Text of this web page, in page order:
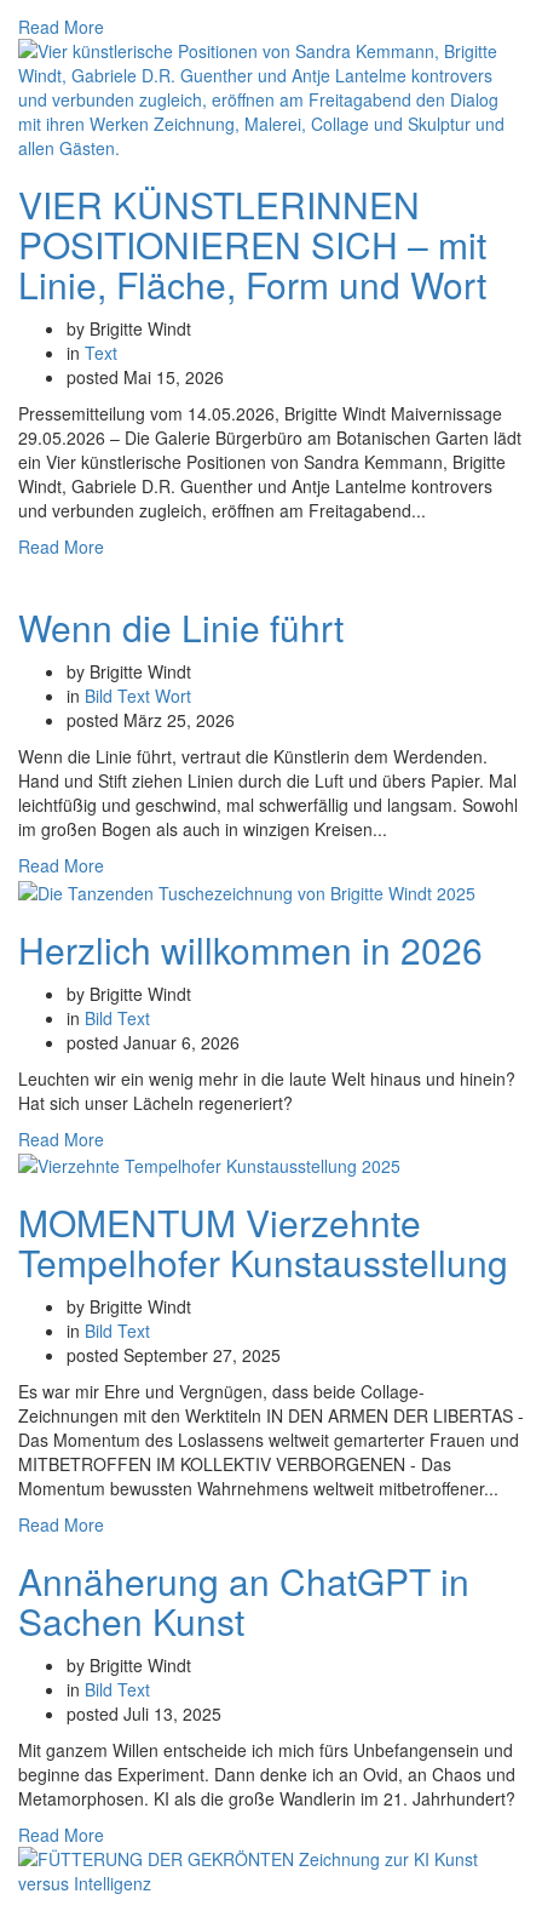
Read More
VIER KÜNSTLERINNEN
POSITIONIEREN SICH – mit
Linie, Fläche, Form und Wort
by Brigitte Windt
in Text
posted Mai 15, 2026
Pressemitteilung vom 14.05.2026, Brigitte Windt Maivernissage
29.05.2026 – Die Galerie Bürgerbüro am Botanischen Garten lädt
ein Vier künstlerische Positionen von Sandra Kemmann, Brigitte
Windt, Gabriele D.R. Guenther und Antje Lantelme kontrovers
und verbunden zugleich, eröffnen am Freitagabend...
Read More
Wenn die Linie führt
by Brigitte Windt
in Bild Text Wort
posted März 25, 2026
Wenn die Linie führt, vertraut die Künstlerin dem Werdenden.
Hand und Stift ziehen Linien durch die Luft und übers Papier. Mal
leichtfüßig und geschwind, mal schwerfällig und langsam. Sowohl
im großen Bogen als auch in winzigen Kreisen...
Read More
Herzlich willkommen in 2026
by Brigitte Windt
in Bild Text
posted Januar 6, 2026
Leuchten wir ein wenig mehr in die laute Welt hinaus und hinein?
Hat sich unser Lächeln regeneriert?
Read More
MOMENTUM Vierzehnte
Tempelhofer Kunstausstellung
by Brigitte Windt
in Bild Text
posted September 27, 2025
Es war mir Ehre und Vergnügen, dass beide Collage-
Zeichnungen mit den Werktiteln IN DEN ARMEN DER LIBERTAS -
Das Momentum des Loslassens weltweit gemarterter Frauen und
MITBETROFFEN IM KOLLEKTIV VERBORGENEN - Das
Momentum bewussten Wahrnehmens weltweit mitbetroffener...
Read More
Annäherung an ChatGPT in
Sachen Kunst
by Brigitte Windt
in Bild Text
posted Juli 13, 2025
Mit ganzem Willen entscheide ich mich fürs Unbefangensein und
beginne das Experiment. Dann denke ich an Ovid, an Chaos und
Metamorphosen. KI als die große Wandlerin im 21. Jahrhundert?
Read More